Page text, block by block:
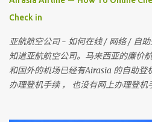
Check in
亚航航空公司 - 如何在线 / 网络 / 自
知道亚航航空公司。马来西亚的廉价
和国外的机场已经有Airasia 的自助登
办理登机手续 ， 也没有网上办理登